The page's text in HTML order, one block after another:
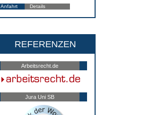
Anfahrt Details
REFERENZEN
Arbeitsrecht.de
Jura Uni SB